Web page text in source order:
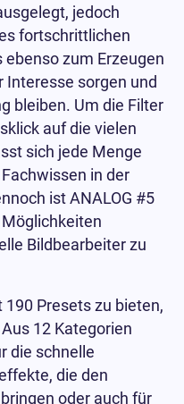
jedoch
fortschrittlichen
zum Erzeugen
Interesse sorgen und
bleiben. Um die Filter
auf die vielen
sich jede Menge
in der
ist ANALOG #5
Bildbearbeiter zu
Presets zu bieten,
12 Kategorien
die schnelle
die den
oder auch für